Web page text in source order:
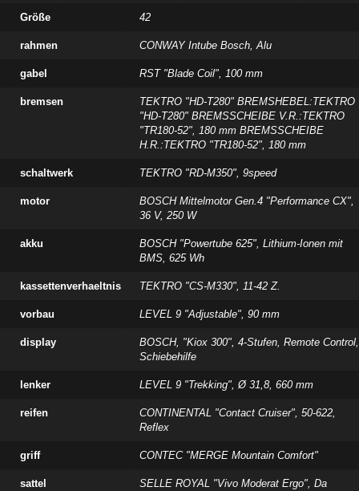
Größe 42
rahmen CONWAY Intube Bosch, Alu
gabel RST "Blade Coil", 100 mm
bremsen
TEKTRO "HD-T280" BREMSHEBEL:TEKTRO
"HD-T280" BREMSSCHEIBE V.R.:TEKTRO
"TR180-52", 180 mm BREMSSCHEIBE
H.R.:TEKTRO "TR180-52", 180 mm
schaltwerk TEKTRO "RD-M350", 9speed
motor
BOSCH Mittelmotor Gen.4 "Performance CX",
36 V, 250 W
akku
BOSCH "Powertube 625", Lithium-Ionen mit
BMS, 625 Wh
kassettenverhaeltnis TEKTRO "CS-M330", 11-42 Z.
vorbau LEVEL 9 "Adjustable", 90 mm
display
BOSCH, "Kiox 300", 4-Stufen, Remote Control,
Schiebehilfe
lenker LEVEL 9 "Trekking", Ø 31,8, 660 mm
reifen
CONTINENTAL "Contact Cruiser", 50-622,
Reflex
griff CONTEC "MERGE Mountain Comfort"
sattel SELLE ROYAL "Vivo Moderat Ergo", Da